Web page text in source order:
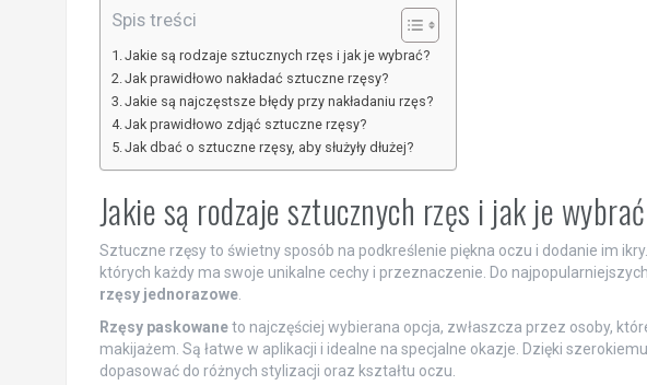
Spis treści
Jakie są rodzaje sztucznych rzęs i jak je wybrać?
Jak prawidłowo nakładać sztuczne rzęsy?
Jakie są najczęstsze błędy przy nakładaniu rzęs?
Jak prawidłowo zdjąć sztuczne rzęsy?
Jak dbać o sztuczne rzęsy, aby służyły dłużej?
Jakie są rodzaje sztucznych rzęs i jak je
Sztuczne rzęsy to świetny sposób na podkreślenie piękna oczu i dodanie im
których każdy ma swoje unikalne cechy i przeznaczenie. Do
rzęsy jednorazowe.
Rzęsy paskowaneto najczęściej wybierana opcja, zwłaszcza przez osoby,
makijażem. Są łatwe w aplikacji i idealne na specjalne okazje. Dzięki
dopasować do różnych stylizacji oraz kształtu oczu.